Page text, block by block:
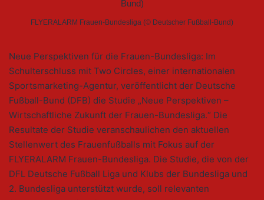
FLYERALARM Frauen-Bundesliga (© Deutscher Fußball-Bund)
Neue Perspektiven für die Frauen-Bundesliga: Im
Schulterschluss mit Two Circles, einer internationalen
Sportsmarketing-Agentur, veröffentlicht der Deutsche
Fußball-Bund (DFB) die Studie „Neue Perspektiven –
Wirtschaftliche Zukunft der Frauen-Bundesliga.“ Die
Resultate der Studie veranschaulichen den aktuellen
Stellenwert des Frauenfußballs mit Fokus auf der
FLYERALARM Frauen-Bundesliga. Die Studie, die von der
DFL Deutsche Fußball Liga und Klubs der Bundesliga und
2. Bundesliga unterstützt wurde, soll relevanten